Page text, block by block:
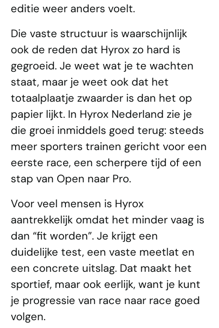
editie weer anders voelt.
Die vaste structuur is waarschijnlijk
ook de reden dat Hyrox zo hard is
gegroeid. Je weet wat je te wachten
staat, maar je weet ook dat het
totaalplaatje zwaarder is dan het op
papier lijkt. In Hyrox Nederland zie je
die groei inmiddels goed terug: steeds
meer sporters trainen gericht voor een
eerste race, een scherpere tijd of een
stap van Open naar Pro.
Voor veel mensen is Hyrox
aantrekkelijk omdat het minder vaag is
dan “fit worden”. Je krijgt een
duidelijke test, een vaste meetlat en
een concrete uitslag. Dat maakt het
sportief, maar ook eerlijk, want je kunt
je progressie van race naar race goed
volgen.